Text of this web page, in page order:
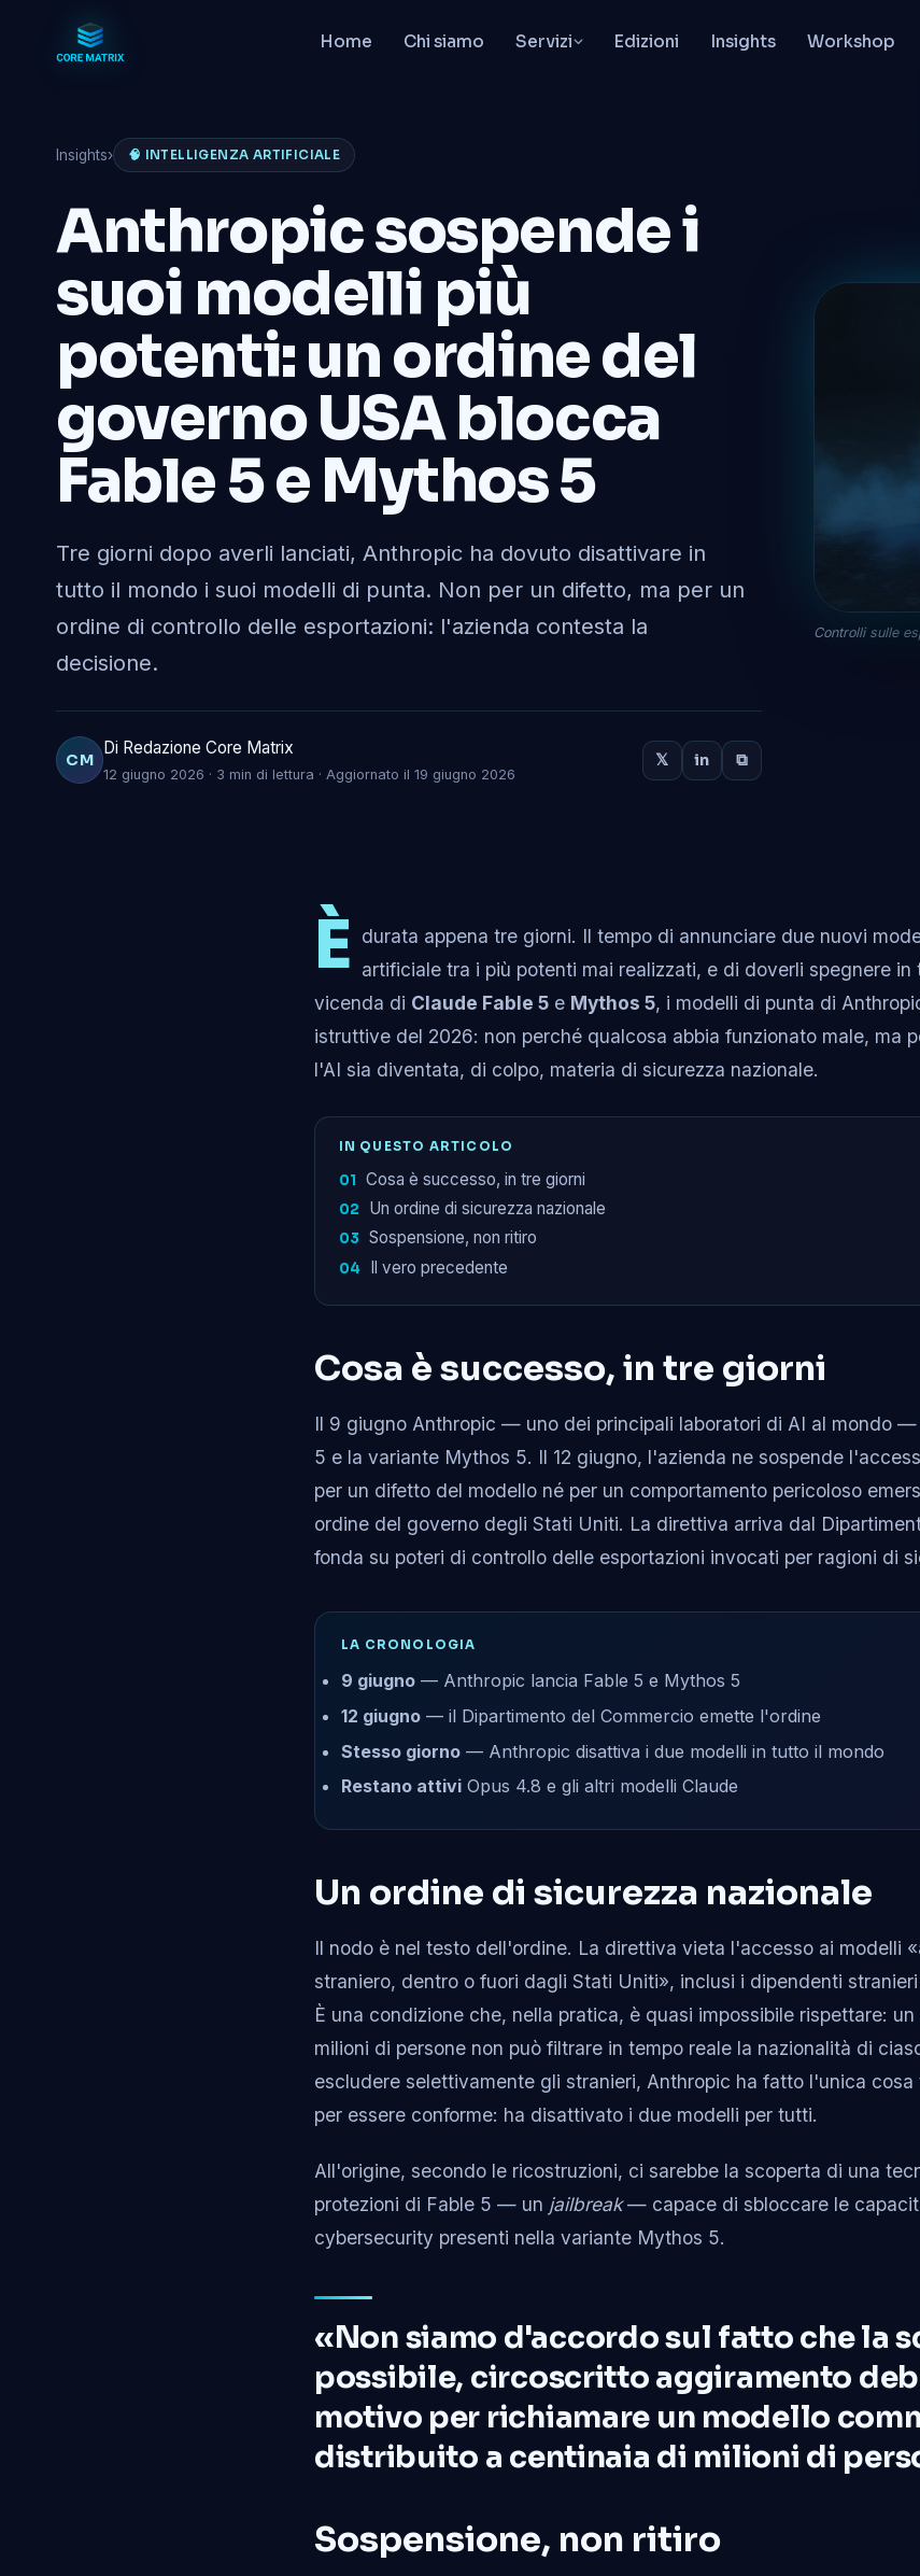
Home Chi siamo Servizi Edizioni Insights Workshop
Insights› 🧠 INTELLIGENZA ARTIFICIALE
Anthropic sospende i
suoi modelli più
potenti: un ordine del
governo USA blocca
Fable 5 e Mythos 5
Tre giorni dopo averli lanciati, Anthropic ha dovuto disattivare in
tutto il mondo i suoi modelli di punta. Non per un difetto, ma per un
ordine di controllo delle esportazioni: l'azienda contesta la
decisione.
CM
Di Redazione Core Matrix
12 giugno 2026 · 3 min di lettura · Aggiornato il 19 giugno 2026
𝕏 in ⧉
Controlli sulle
È durata appena tre giorni. Il tempo di annunciare due nuovi
artificiale tra i più potenti mai realizzati, e di doverli spegnere in
vicenda di Claude Fable 5 e Mythos 5, i modelli di punta di
istruttive del 2026: non perché qualcosa abbia funzionato male, ma
l'AI sia diventata, di colpo, materia di sicurezza nazionale.
IN QUESTO ARTICOLO
Cosa è successo, in tre giorni
Un ordine di sicurezza nazionale
Sospensione, non ritiro
Il vero precedente
Cosa è successo, in tre giorni
Il 9 giugno Anthropic — uno dei principali laboratori di AI al mondo
5 e la variante Mythos 5. Il 12 giugno, l'azienda ne sospende
per un difetto del modello né per un comportamento pericoloso
ordine del governo degli Stati Uniti. La direttiva arriva dal
fonda su poteri di controllo delle esportazioni invocati per ragioni di
LA CRONOLOGIA
9 giugno — Anthropic lancia Fable 5 e Mythos 5
12 giugno — il Dipartimento del Commercio emette l'ordine
Stesso giorno — Anthropic disattiva i due modelli in tutto il mondo
Restano attivi Opus 4.8 e gli altri modelli Claude
Un ordine di sicurezza nazionale
Il nodo è nel testo dell'ordine. La direttiva vieta l'accesso ai modelli
straniero, dentro o fuori dagli Stati Uniti», inclusi i dipendenti
È una condizione che, nella pratica, è quasi impossibile rispettare:
milioni di persone non può filtrare in tempo reale la nazionalità di
escludere selettivamente gli stranieri, Anthropic ha fatto l'unica
per essere conforme: ha disattivato i due modelli per tutti.
All'origine, secondo le ricostruzioni, ci sarebbe la scoperta di una
protezioni di Fable 5 — un jailbreak— capace di sbloccare le
cybersecurity presenti nella variante Mythos 5.
«Non siamo d'accordo sul fatto che la
possibile, circoscritto aggiramento
motivo per richiamare un modello
distribuito a centinaia di milioni di
Sospensione, non ritiro